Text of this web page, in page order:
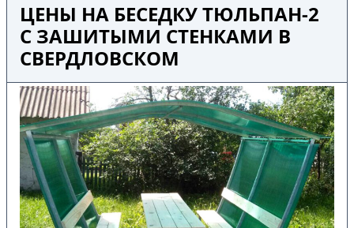
ЦЕНЫ НА БЕСЕДКУ ТЮЛЬПАН-2
С ЗАШИТЫМИ СТЕНКАМИ В
СВЕРДЛОВСКОМ